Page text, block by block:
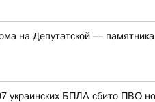
на Депутатской —
украинских БПЛА сбито ПВО